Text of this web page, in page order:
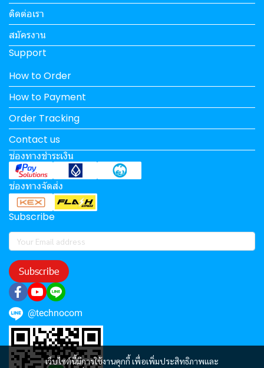
เว็บไซต์นี้มีการใช้งานคุกกี้ เพื่อเพิ่มประสิทธิภาพและ
ติดต่อเรา
สมัครงาน
Support
How to Order
How to Payment
Order Tracking
Contact us
ช่องทางชำระเงิน
ช่องทางจัดส่ง
Subscribe
Subscribe
@technocom